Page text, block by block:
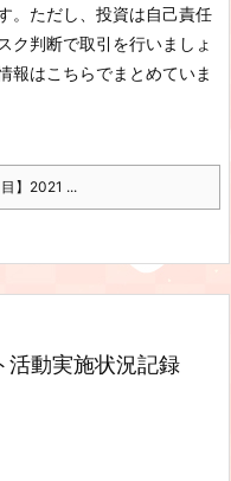
。ただし、投資は自己責任
ク判断で取引を行いましょ
報はこちらでまとめていま
】2021 ...
活動実施状況記録